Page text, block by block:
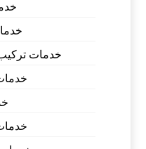
خدمات